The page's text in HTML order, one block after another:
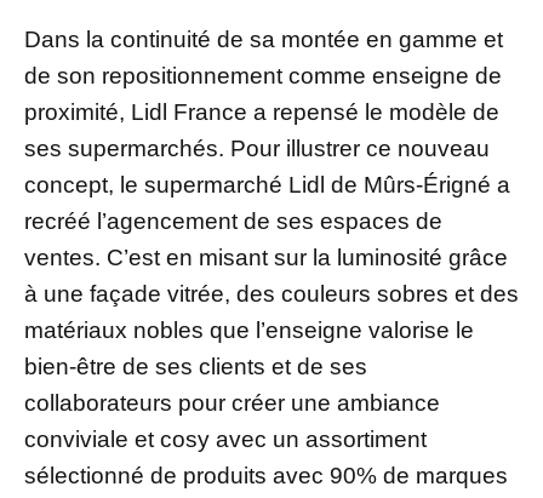
Dans la continuité de sa montée en gamme et
de son repositionnement comme enseigne de
proximité, Lidl France a repensé le modèle de
ses supermarchés. Pour illustrer ce nouveau
concept, le supermarché Lidl de Mûrs-Érigné a
recréé l’agencement de ses espaces de
ventes. C’est en misant sur la luminosité grâce
à une façade vitrée, des couleurs sobres et des
matériaux nobles que l’enseigne valorise le
bien-être de ses clients et de ses
collaborateurs pour créer une ambiance
conviviale et cosy avec un assortiment
sélectionné de produits avec 90% de marques